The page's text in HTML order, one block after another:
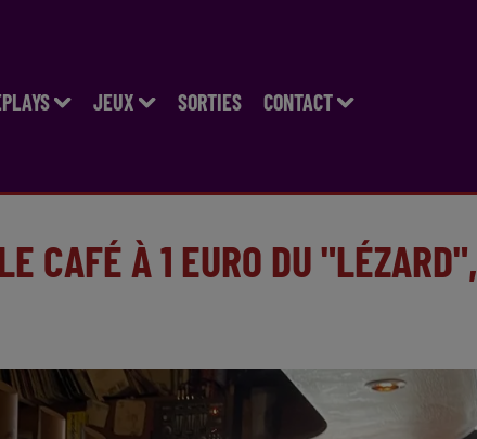
JEUX SORTIES CONTACT
CAFÉ À 1 EURO DU "LÉZARD",